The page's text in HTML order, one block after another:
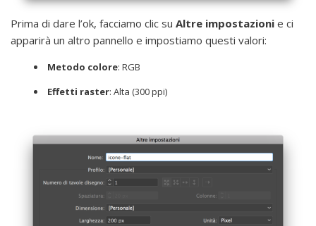
Prima di dare l’ok, facciamo clic su Altre impostazioni e ci
apparirà un altro pannello e impostiamo questi valori:
Metodo colore: RGB
Effetti raster: Alta (300 ppi)